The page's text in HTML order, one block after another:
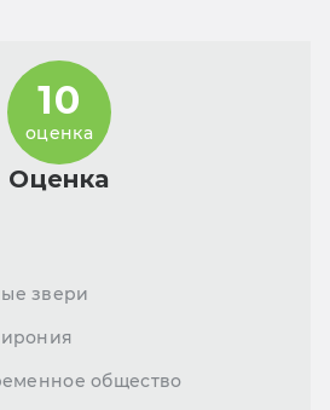
Оценка
10
оценка
звери
общество